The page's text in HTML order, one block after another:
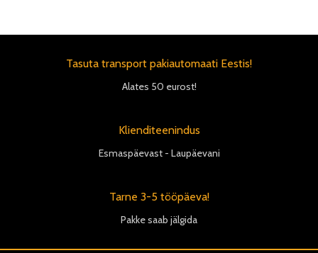
Tasuta transport pakiautomaati Eestis!
Alates 50 eurost!
Klienditeenindus
Esmaspäevast - Laupäevani
Tarne 3-5 tööpäeva!
Pakke saab jälgida